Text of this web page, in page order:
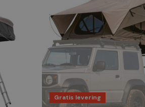
Gratis levering